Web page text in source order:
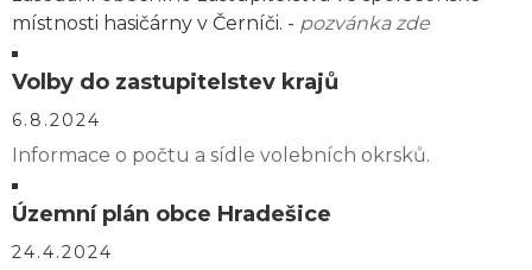
místnosti hasičárny v Černíči. - pozvánka zde
Volby do zastupitelstev krajů
6.8.2024
Informace o počtu a sídle volebních okrsků.
Územní plán obce Hradešice
24.4.2024